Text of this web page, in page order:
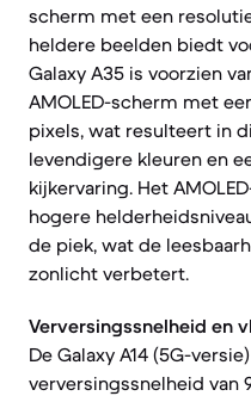
scherm met een
heldere beelden biedt
Galaxy A35 is voorzien
AMOLED-scherm met
pixels, wat resulteert in
levendigere kleuren en
kijkervaring. Het
hogere
de piek, wat de
zonlicht verbetert.
Verversingssnelheid en
De Galaxy A14 (5G-
verversingssnelheid van